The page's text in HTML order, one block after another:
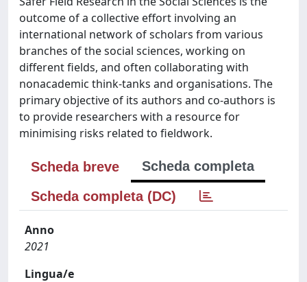
outcome of a collective effort involving an
international network of scholars from various
branches of the social sciences, working on
different fields, and often collaborating with
nonacademic think-tanks and organisations. The
primary objective of its authors and co-authors is
to provide researchers with a resource for
minimising risks related to fieldwork.
Scheda breve
Scheda completa
Scheda completa (DC)
Anno
2021
Lingua/e